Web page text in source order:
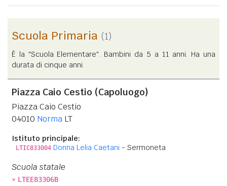
Scuola Primaria (1)
È la "Scuola Elementare". Bambini da 5 a 11 anni. Ha una
durata di cinque anni.
Piazza Caio Cestio (Capoluogo)
Piazza Caio Cestio
04010 Norma LT
Istituto principale:
LTIC833004 Donna Lelia Caetani - Sermoneta
Scuola statale
» LTEE83306B